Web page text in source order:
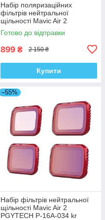
Набір поляризаційних
фільтрів нейтральної
щільності Mavic Air 2
PGYTECH P-16A-035 kr
Готово до відправки
899 ₴ 2 150 ₴
Купити
–55%
Набір фільтрів нейтральної
щільності Mavic Air 2
PGYTECH P-16A-034 kr